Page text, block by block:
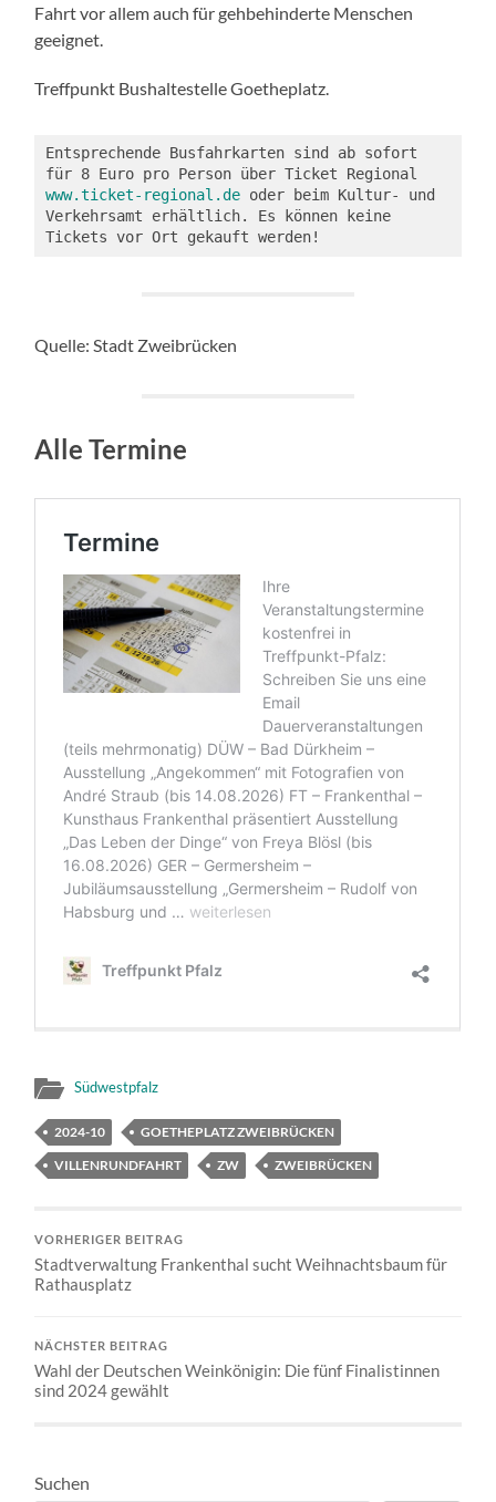
Fahrt vor allem auch für gehbehinderte Menschen
geeignet.
Treffpunkt Bushaltestelle Goetheplatz.
Entsprechende Busfahrkarten sind ab sofort
www.ticket-regional.de oder beim Kultur- und
Verkehrsamt erhältlich. Es können keine
Tickets vor Ort gekauft werden!
Quelle: Stadt Zweibrücken
Alle Termine
Südwestpfalz
2024-10
GOETHEPLATZ ZWEIBRÜCKEN
VILLENRUNDFAHRT
ZW ZWEIBRÜCKEN
VORHERIGER BEITRAG
Stadtverwaltung Frankenthal sucht Weihnachtsbaum für
Rathausplatz
NÄCHSTER BEITRAG
Wahl der Deutschen Weinkönigin: Die fünf Finalistinnen
sind 2024 gewählt
Suchen